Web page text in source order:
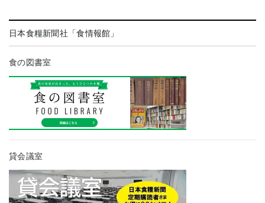
日本食糧新聞社「食情報館」
食の図書室
貸会議室